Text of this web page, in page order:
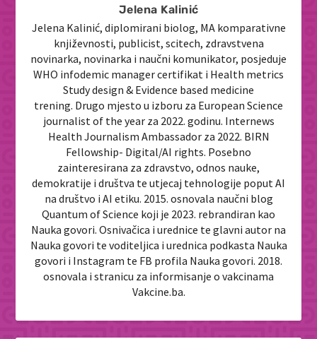
Jelena Kalinić
Jelena Kalinić, diplomirani biolog, MA komparativne
književnosti, publicist, scitech, zdravstvena
novinarka, novinarka i naučni komunikator, posjeduje
WHO infodemic manager certifikat i Health metrics
Study design & Evidence based medicine
trening. Drugo mjesto u izboru za European Science
journalist of the year za 2022. godinu. Internews
Health Journalism Ambassador za 2022. BIRN
Fellowship- Digital/AI rights. Posebno
zainteresirana za zdravstvo, odnos nauke,
demokratije i društva te utjecaj tehnologije poput AI
na društvo i AI etiku. 2015. osnovala naučni blog
Quantum of Science koji je 2023. rebrandiran kao
Nauka govori. Osnivačica i urednice te glavni autor na
Nauka govori te voditeljica i urednica podkasta Nauka
govori i Instagram te FB profila Nauka govori. 2018.
osnovala i stranicu za informisanje o vakcinama
Vakcine.ba.